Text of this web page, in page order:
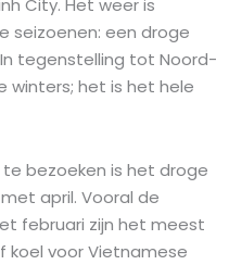
City. Het weer is
seizoenen: een droge
tegenstelling tot Noord-
winters; het is het hele
bezoeken is het droge
april. Vooral de
februari zijn het meest
koel voor Vietnamese